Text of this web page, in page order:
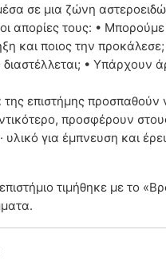
σε μια ζώνη
απορίες τους: •
και ποιος την
διαστέλλεται; •
επιστήμης
προσφέρουν
για έμπνευση και
τιμήθηκε με το